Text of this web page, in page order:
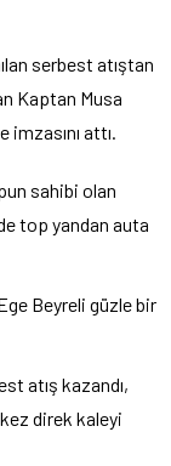
serbest atıştan
Kaptan Musa
imzasını attı.
sahibi olan
top yandan auta
Beyreli güzle bir
atış kazandı,
direk kaleyi